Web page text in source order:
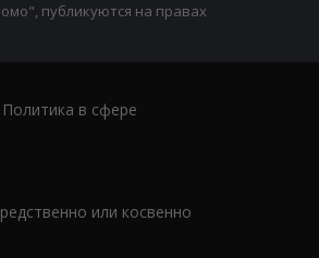
публикуются на правах
Политика в сфере
или косвенно